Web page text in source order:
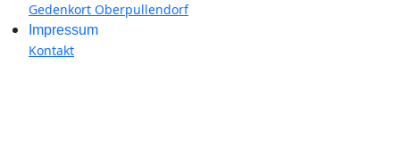
Gedenkort Oberpullendorf
Impressum
Kontakt